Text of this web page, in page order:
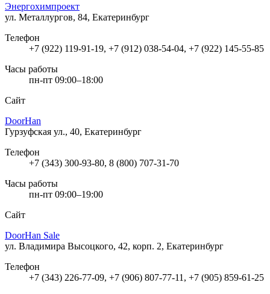
Энергохимпроект
ул. Металлургов, 84, Екатеринбург
Телефон
+7 (922) 119-91-19, +7 (912) 038-54-04, +7 (922) 145-55-85
Часы работы
пн-пт 09:00–18:00
Сайт
DoorHan
Гурзуфская ул., 40, Екатеринбург
Телефон
+7 (343) 300-93-80, 8 (800) 707-31-70
Часы работы
пн-пт 09:00–19:00
Сайт
DoorHan Sale
ул. Владимира Высоцкого, 42, корп. 2, Екатеринбург
Телефон
+7 (343) 226-77-09, +7 (906) 807-77-11, +7 (905) 859-61-25